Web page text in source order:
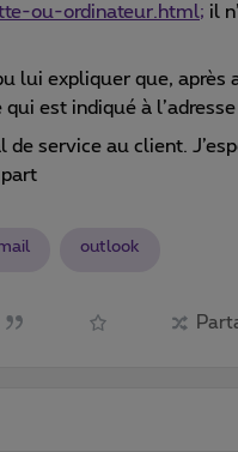
ou-ordinateur.html; il
lui expliquer que,
est indiqué à
de service au client.
outlook